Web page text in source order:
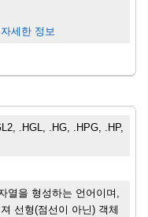
세한 정보
.HGL, .HG, .HPG, .HP,
열을 형성하는 언어이며,
선형(점선이 아닌) 객체